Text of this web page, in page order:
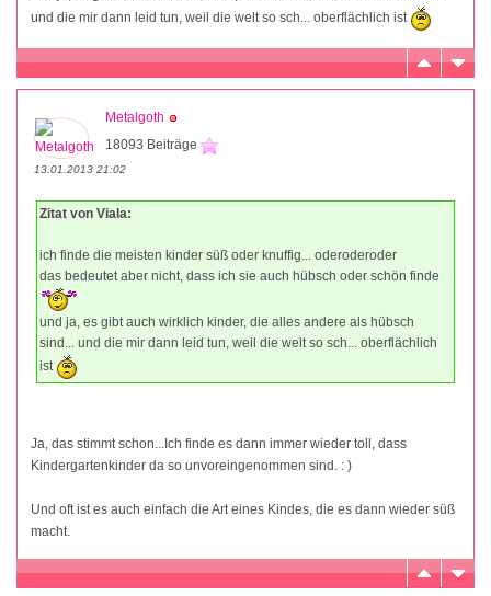
und die mir dann leid tun, weil die welt so sch... oberflächlich ist
Metalgoth
18093 Beiträge
13.01.2013 21:02
Zitat von Viala:
ich finde die meisten kinder süß oder knuffig... oderoderoder
das bedeutet aber nicht, dass ich sie auch hübsch oder schön finde
und ja, es gibt auch wirklich kinder, die alles andere als hübsch
sind... und die mir dann leid tun, weil die welt so sch... oberflächlich
ist
Ja, das stimmt schon...Ich finde es dann immer wieder toll, dass
Kindergartenkinder da so unvoreingenommen sind. : )
Und oft ist es auch einfach die Art eines Kindes, die es dann wieder süß
macht.